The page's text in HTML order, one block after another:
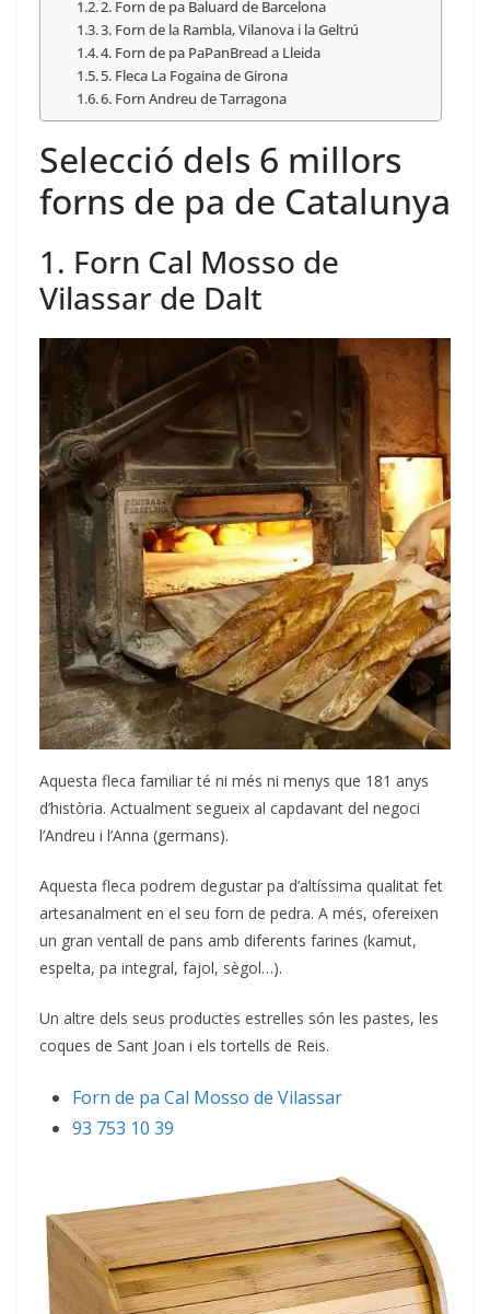
2. Forn de pa Baluard de Barcelona
3. Forn de la Rambla, Vilanova i la Geltrú
4. Forn de pa PaPanBread a Lleida
5. Fleca La Fogaina de Girona
6. Forn Andreu de Tarragona
Selecció dels 6 millors
forns de pa de Catalunya
1. Forn Cal Mosso de
Vilassar de Dalt
Aquesta fleca familiar té ni més ni menys que 181 anys
d’història. Actualment segueix al capdavant del negoci
l’Andreu i l’Anna (germans).
Aquesta fleca podrem degustar pa d’altíssima qualitat fet
artesanalment en el seu forn de pedra. A més, ofereixen
un gran ventall de pans amb diferents farines (kamut,
espelta, pa integral, fajol, sègol…).
Un altre dels seus productes estrelles són les pastes, les
coques de Sant Joan i els tortells de Reis.
Forn de pa Cal Mosso de Vilassar
93 753 10 39